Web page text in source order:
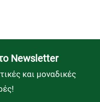
Newsletter
και μοναδικές